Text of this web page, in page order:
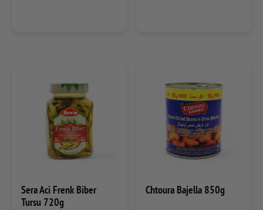
Sera Aci Frenk Biber
Tursu 720g
Chtoura Bajella 850g